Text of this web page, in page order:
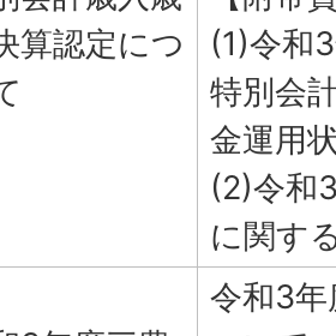
算認定につ
(1)令和
特別会
金運用
(2)令和
に関す
令和3年